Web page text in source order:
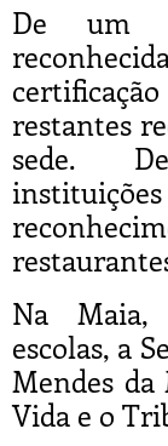
De um
restantes
sede.
Na Maia,
escolas, a
Mendes da
Vida e o